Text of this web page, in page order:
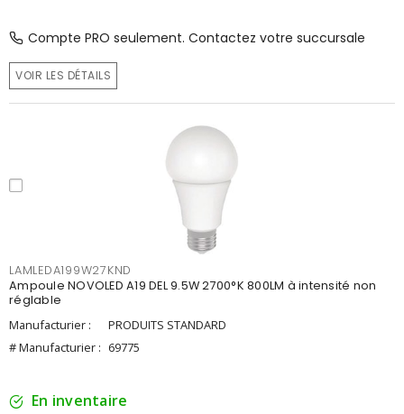
Compte PRO seulement. Contactez votre succursale
VOIR LES DÉTAILS
LAMLEDA199W27KND
Ampoule NOVOLED A19 DEL 9.5W 2700°K 800LM à intensité non
réglable
Manufacturier :
PRODUITS STANDARD
# Manufacturier : 69775
En inventaire